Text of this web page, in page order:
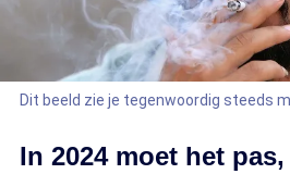
Dit beeld zie je tegenwoordig steeds
In 2024 moet het